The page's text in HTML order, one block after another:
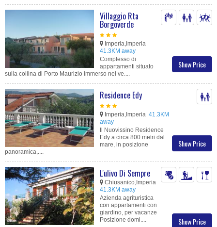
Show Price
Villaggio Rta
Borgoverde
Imperia,Imperia
41.3KM away
Complesso di
appartamenti situato
sulla collina di Porto Maurizio immerso nel ve....
Show Price
Residence Edy
Imperia,Imperia 41.3KM
away
Il Nuovissino Residence
Edy a circa 800 metri dal
mare, in posizione
panoramica,....
Show Price
L'ulivo Di Sempre
Chiusanico,Imperia
41.3KM away
Azienda agrituristica
con appartamenti con
giardino, per vacanze
Posizione domi....